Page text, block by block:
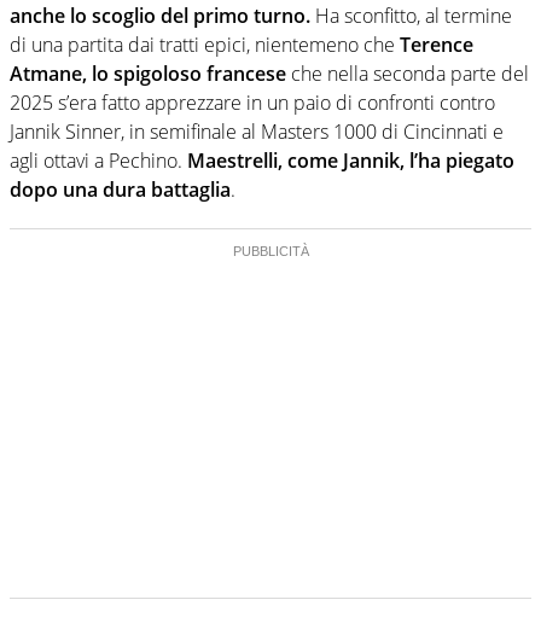
anche lo scoglio del primo turno. Ha sconfitto, al termine
di una partita dai tratti epici, nientemeno che Terence
Atmane, lo spigoloso francese che nella seconda parte del
2025 s’era fatto apprezzare in un paio di confronti contro
Jannik Sinner, in semifinale al Masters 1000 di Cincinnati e
agli ottavi a Pechino. Maestrelli, come Jannik, l’ha piegato
dopo una dura battaglia.